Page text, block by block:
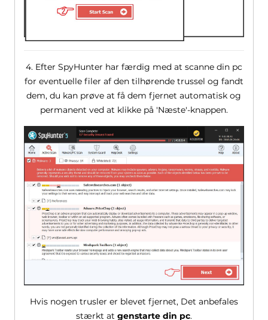
4. Efter SpyHunter har færdig med at scanne din pc
for eventuelle filer af den tilhørende trussel og fandt
dem, du kan prøve at få dem fjernet automatisk og
permanent ved at klikke på 'Næste'-knappen.
Hvis nogen trusler er blevet fjernet, Det anbefales
stærkt at genstarte din pc.